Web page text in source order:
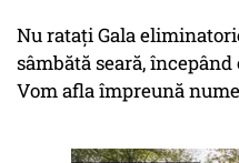
Nu ratați Gala
sâmbătă seară, începând
Vom afla împreună